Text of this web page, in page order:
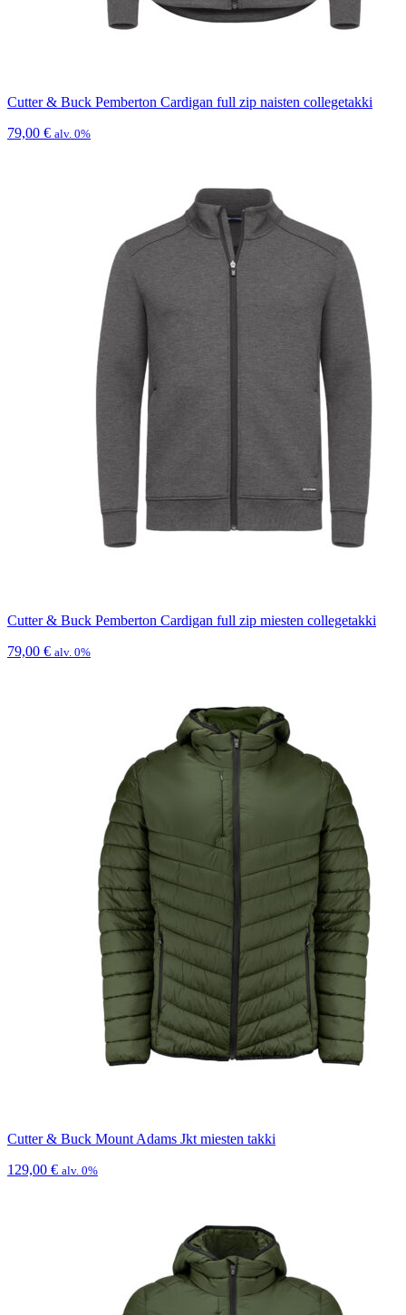
Cutter & Buck Pemberton Cardigan full zip naisten collegetakki
79,00 € alv. 0%
Cutter & Buck Pemberton Cardigan full zip miesten collegetakki
79,00 € alv. 0%
Cutter & Buck Mount Adams Jkt miesten takki
129,00 € alv. 0%